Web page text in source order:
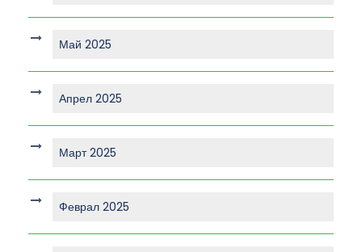
Май 2025
Апрел 2025
Март 2025
Феврал 2025